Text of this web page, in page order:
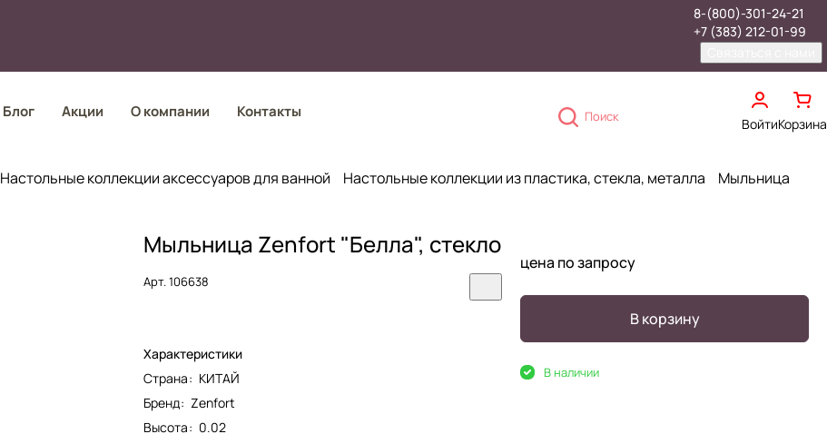
8-(800)-301-24-21
+7 (383) 212-01-99
Блог Акции О компании Контакты Поиск ВойтиКорзина
Настольные коллекции аксессуаров для ванной Настольные коллекции из пластика, стекла, металла
Мыльница
Мыльница Zenfort "Белла", стекло
Арт.106638
Характеристики
Страна: КИТАЙ
Бренд: Zenfort
Высота: 0.02
цена по запросу
В корзину
В наличии